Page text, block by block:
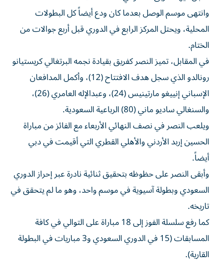
وانتهى موسم الوصل بعدما كان ودع أيضاً كل البطولات
المحلية، ويحتل المركز الرابع في الدوري قبل أربع جوالات من
الختام.
في المقابل، تميز النصر كفريق بقيادة نجمه البرتغالي كريستيانو
رونالدو الذي سجل هدف الافتتاح (12)، وأكمل المدافعان
الإسباني إنييغو مارتينيس (24)، وعبدالإله العامري (26)،
والسنغالي ساديو ماني (80) الرباعية السعودية.
ويلعب النصر في نصف النهائي الأربعاء مع الفائز من مباراة
الحسين إربد الأردني والأهلي القطري التي أقيمت في دبي
أيضاً.
وأبقى النصر على حظوظه بتحقيق ثنائية نادرة عبر إحراز الدوري
السعودي وبطولة آسيوية في موسم واحد، وهو ما لم يتحقق في
تاريخه.
كما رفع سلسلة الفوز إلى 18 مباراة على التوالي في كافة
المسابقات (15 في الدوري السعودي و3 مباريات في البطولة
القارية).